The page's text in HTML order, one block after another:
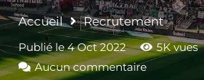
Accueil Recrutement
Publié le4 Oct 2022 5Kvues
Aucun commentaire